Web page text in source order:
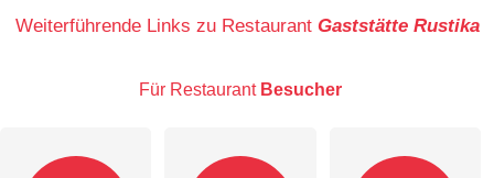
E-Mail-Adresse (wird nicht veröffentlicht)
Weiterführende Links zu Restaurant Gaststätte Rustika
Für Restaurant Besucher